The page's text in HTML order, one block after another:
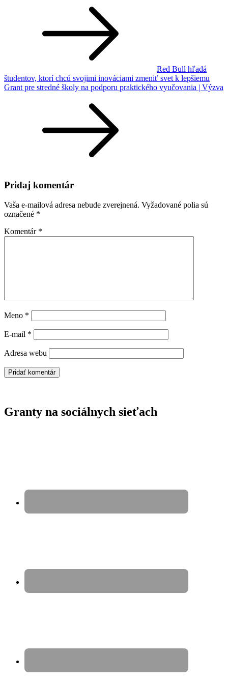
Red Bull hľadá
študentov, ktorí chcú svojimi inováciami zmeniť svet k lepšiemu
Grant pre stredné školy na podporu praktického vyučovania | Výzva
Pridaj komentár
Vaša e-mailová adresa nebude zverejnená. Vyžadované polia sú
označené *
Komentár *
Meno *
E-mail *
Adresa webu
Granty na sociálnych sieťach